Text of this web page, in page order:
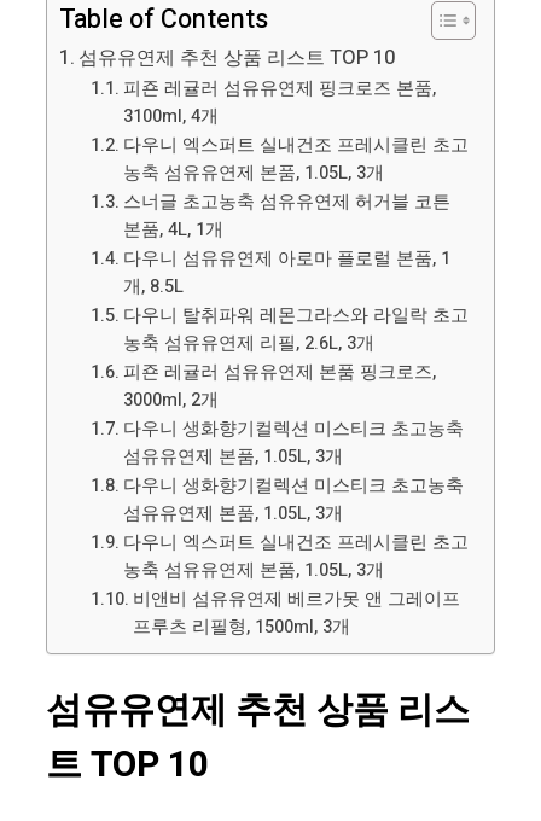
Table of Contents
섬유유연제 추천 상품 리스트 TOP 10
피죤 레귤러 섬유유연제 핑크로즈 본품,
3100ml, 4개
다우니 엑스퍼트 실내건조 프레시클린 초고
농축 섬유유연제 본품, 1.05L, 3개
스너글 초고농축 섬유유연제 허거블 코튼
본품, 4L, 1개
다우니 섬유유연제 아로마 플로럴 본품, 1
개, 8.5L
다우니 탈취파워 레몬그라스와 라일락 초고
농축 섬유유연제 리필, 2.6L, 3개
피죤 레귤러 섬유유연제 본품 핑크로즈,
3000ml, 2개
다우니 생화향기컬렉션 미스티크 초고농축
섬유유연제 본품, 1.05L, 3개
다우니 생화향기컬렉션 미스티크 초고농축
섬유유연제 본품, 1.05L, 3개
다우니 엑스퍼트 실내건조 프레시클린 초고
농축 섬유유연제 본품, 1.05L, 3개
비앤비 섬유유연제 베르가못 앤 그레이프
프루츠 리필형, 1500ml, 3개
섬유유연제 추천 상품 리스
트 TOP 10